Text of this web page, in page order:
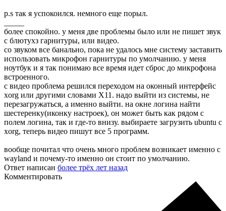
p.s так я успокоился. немного еще порыл.
более спокойно. у меня две проблемы было или не пишет звук
с блютухз гарнитуры, или видео.
со звуком все банально, пока не удалось мне систему заставить
использовать микрофон гарнитуры по умолчанию. у меня
ноутбук и я так понимаю все время идет сброс до микрофона
встроенного.
с видео проблема решился переходом на оконный интерфейс
xorg или другими словами X11. надо выйти из системы, не
перезагружаться, а именно выйти. на окне логина найти
шестеренку(иконку настроек), он может быть как рядом с
полем логина, так и где-то внизу. выбираете загрузить ubuntu с
xorg, теперь видео пишут все 5 программ.
вообще почитал что очень много проблем возникает именно с
wayland и почему-то именно он стоит по умолчанию.
Ответ написан более трёх лет назад
Комментировать